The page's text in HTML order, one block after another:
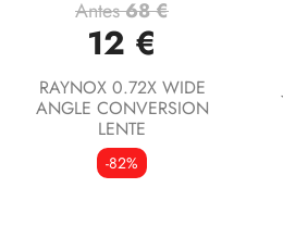
Antes68 €
12 €
RAYNOX 0.72X WIDE
ANGLE CONVERSION
LENTE
-82%